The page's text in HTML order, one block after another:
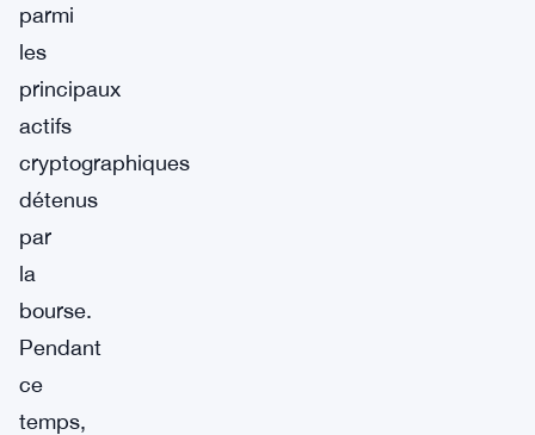
parmi
les
principaux
actifs
cryptographiques
détenus
par
la
bourse.
Pendant
ce
temps,